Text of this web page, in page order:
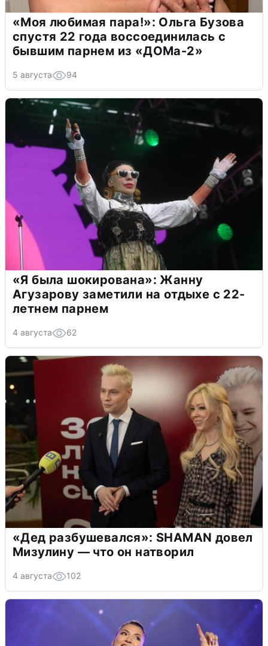
«Моя любимая пара!»: Ольга Бузова
спустя 22 года воссоединилась с
бывшим парнем из «ДОМа-2»
5 августа 94
«Я была шокирована»: Жанну
Агузарову заметили на отдыхе с 22-
летнем парнем
4 августа 62
«Дед разбушевался»: SHAMAN довел
Мизулину — что он натворил
4 августа 102